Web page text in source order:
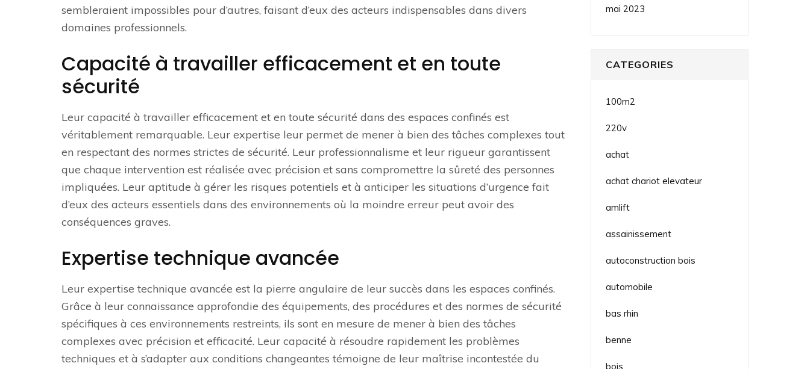
sembleraient impossibles pour d’autres, faisant d’eux des acteurs indispensables dans divers
domaines professionnels.
Capacité à travailler efficacement et en toute
sécurité
Leur capacité à travailler efficacement et en toute sécurité dans des espaces confinés est
véritablement remarquable. Leur expertise leur permet de mener à bien des tâches complexes tout
en respectant des normes strictes de sécurité. Leur professionnalisme et leur rigueur garantissent
que chaque intervention est réalisée avec précision et sans compromettre la sûreté des personnes
impliquées. Leur aptitude à gérer les risques potentiels et à anticiper les situations d’urgence fait
d’eux des acteurs essentiels dans des environnements où la moindre erreur peut avoir des
conséquences graves.
Expertise technique avancée
Leur expertise technique avancée est la pierre angulaire de leur succès dans les espaces confinés.
Grâce à leur connaissance approfondie des équipements, des procédures et des normes de sécurité
spécifiques à ces environnements restreints, ils sont en mesure de mener à bien des tâches
complexes avec précision et efficacité. Leur capacité à résoudre rapidement les problèmes
techniques et à s’adapter aux conditions changeantes témoigne de leur maîtrise incontestée du
mai 2023
CATEGORIES
100m2
220v
achat
achat chariot elevateur
amlift
assainissement
autoconstruction bois
automobile
bas rhin
benne
bois